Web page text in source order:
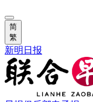
简
繁
新明日报